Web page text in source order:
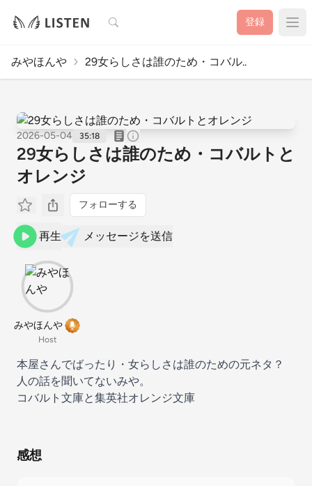
検索 登録
みやほんや 29女らしさは誰のため・コバル..
2026-05-04 35:18
29女らしさは誰のため・コバルトと
オレンジ
フォローする
再生 メッセージを送信
みやほんや
Host
本屋さんでばったり・女らしさは誰のための元ネタ？
人の話を聞いてないみや。
コバルト文庫と集英社オレンジ文庫
感想